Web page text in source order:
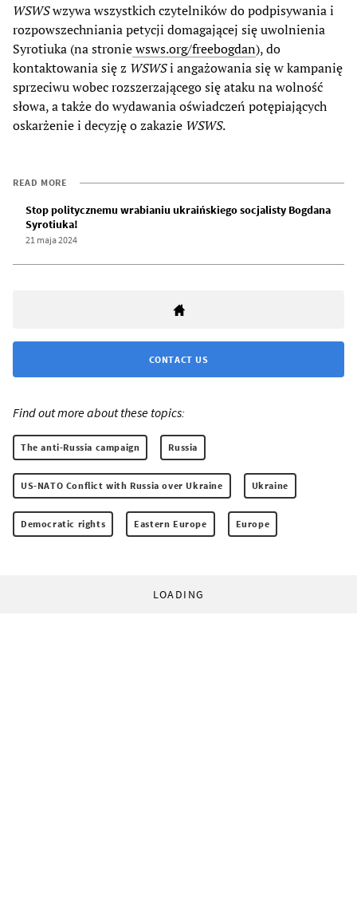
WSWSwzywa wszystkich czytelników do podpisywania i
rozpowszechniania petycji domagającej się uwolnienia
Syrotiuka (na stroniewsws.org/freebogdan), do
kontaktowania się z WSWSi angażowania się w kampanię
sprzeciwu wobec rozszerzającego się ataku na wolność
słowa, a także do wydawania oświadczeń potępiających
oskarżenie i decyzję o zakazie WSWS.
READ MORE
Stop politycznemu wrabianiu ukraińskiego socjalisty Bogdana
Syrotiuka!
21 maja 2024
CONTACT US
Find out more about these topics:
The anti-Russia campaign Russia
US-NATO Conflict with Russia over Ukraine Ukraine
Democratic rights Eastern Europe Europe
LOADING